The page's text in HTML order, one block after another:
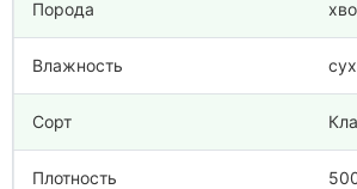
Порода
Влажность
Сорт
Плотность